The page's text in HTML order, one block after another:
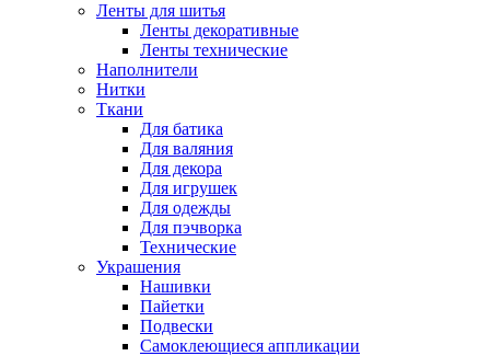
Ленты для шитья
Ленты декоративные
Ленты технические
Наполнители
Нитки
Ткани
Для батика
Для валяния
Для декора
Для игрушек
Для одежды
Для пэчворка
Технические
Украшения
Нашивки
Пайетки
Подвески
Самоклеющиеся аппликации